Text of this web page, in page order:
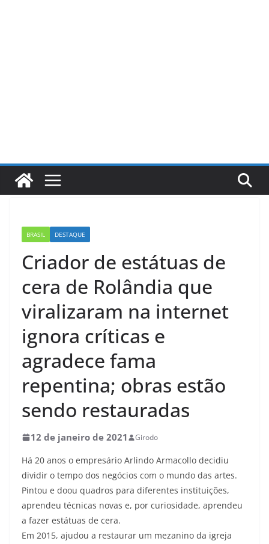
BRASIL DESTAQUE
Criador de estátuas de
cera de Rolândia que
viralizaram na internet
ignora críticas e
agradece fama
repentina; obras estão
sendo restauradas
12 de janeiro de 2021 Girodo
Há 20 anos o empresário Arlindo Armacollo decidiu
dividir o tempo dos negócios com o mundo das artes.
Pintou e doou quadros para diferentes instituições,
aprendeu técnicas novas e, por curiosidade, aprendeu
a fazer estátuas de cera.
Em 2015, ajudou a restaurar um mezanino da igreja